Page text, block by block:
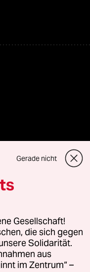
oder für Genehmigungen
Richtlinien
Gerade nicht
Gesellschaft!
die sich gegen
Solidarität.
aus
im Zentrum“ –